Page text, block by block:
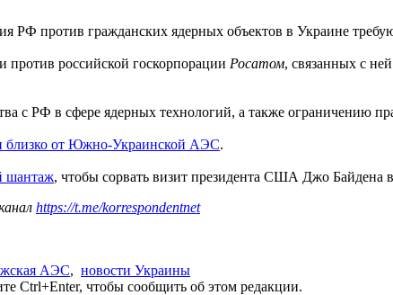
РФ против гражданских ядерных объектов в Украине
российской госкорпорации Росатом, связанных с
с РФ в сфере ядерных технологий, а также ограничению
близко от Южно-Украинской АЭС.
шантаж, чтобы сорвать визит президента США Джо Байдена
https://t.me/korrespondentnet
АЭС, новости Украины
Ctrl+Enter, чтобы сообщить об этом редакции.